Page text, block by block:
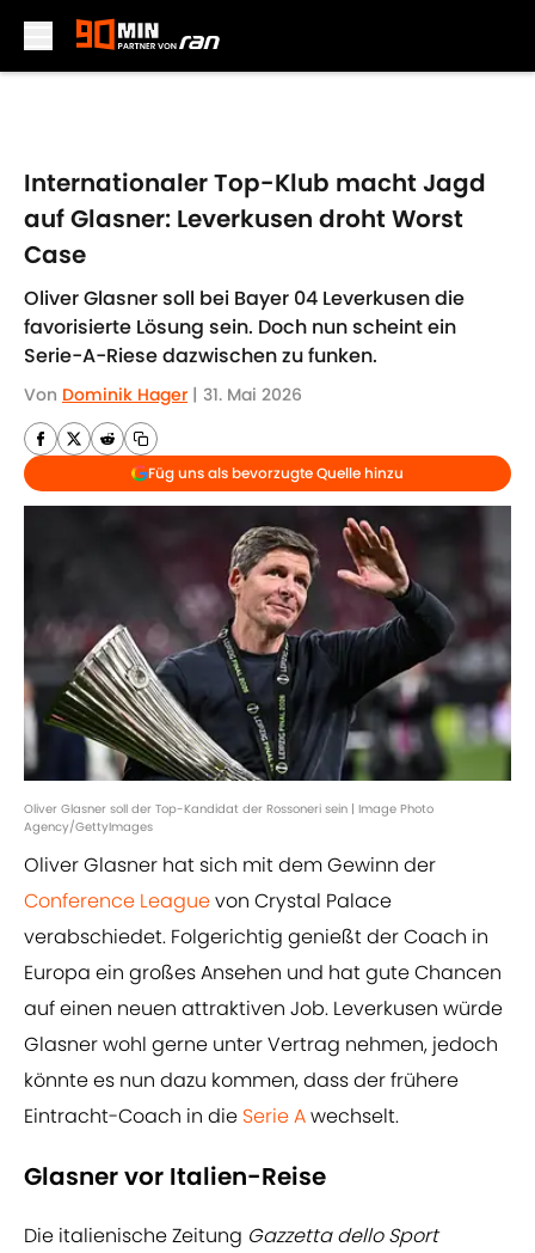
Internationaler Top-Klub macht Jagd
auf Glasner: Leverkusen droht Worst
Case
Oliver Glasner soll bei Bayer 04 Leverkusen die
favorisierte Lösung sein. Doch nun scheint ein
Serie-A-Riese dazwischen zu funken.
Von Dominik Hager | 31. Mai 2026
Füg uns als bevorzugte Quelle hinzu
Oliver Glasner soll der Top-Kandidat der Rossoneri sein | Image Photo
Agency/GettyImages
Oliver Glasner hat sich mit dem Gewinn der
Conference Leaguevon Crystal Palace
verabschiedet. Folgerichtig genießt der Coach in
Europa ein großes Ansehen und hat gute Chancen
auf einen neuen attraktiven Job. Leverkusen würde
Glasner wohl gerne unter Vertrag nehmen, jedoch
könnte es nun dazu kommen, dass der frühere
Eintracht-Coach in die Serie Awechselt.
Glasner vor Italien-Reise
Die italienische Zeitung Gazzetta dello Sport